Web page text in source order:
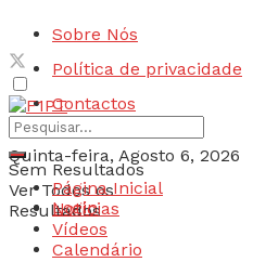
Sobre Nós
Política de privacidade
Contactos
Quinta-feira, Agosto 6, 2026
Login
Sem Resultados
Ver Todos os
Resultados
Página Inicial
Notícias
Vídeos
Calendário